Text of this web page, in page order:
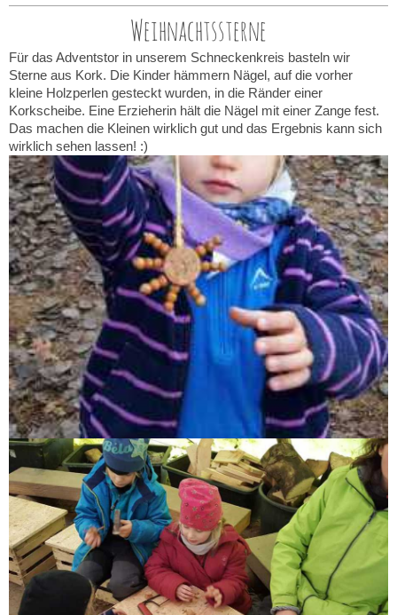
Weihnachtssterne
Für das Adventstor in unserem Schneckenkreis basteln wir
Sterne aus Kork. Die Kinder hämmern Nägel, auf die vorher
kleine Holzperlen gesteckt wurden, in die Ränder einer
Korkscheibe. Eine Erzieherin hält die Nägel mit einer Zange fest.
Das machen die Kleinen wirklich gut und das Ergebnis kann sich
wirklich sehen lassen! :)